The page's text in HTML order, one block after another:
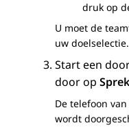
druk op
U moet de
uw doelselectie.
Start een
door op
De telefoon
wordt